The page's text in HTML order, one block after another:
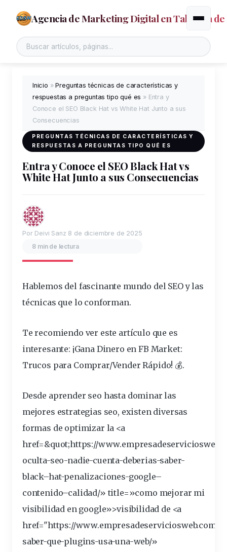
Agencia de Marketing Digital en Talavera de
Alternar
Inicio »Preguntas técnicas de características y
respuestas a preguntas tipo qué es » Entra y
Conoce el SEO Black Hat vs White Hat Junto a sus
Consecuencias
PREGUNTAS TÉCNICAS DE CARACTERÍSTICAS Y
RESPUESTAS A PREGUNTAS TIPO QUÉ ES
Entra y Conoce el SEO Black Hat vs
White Hat Junto a sus Consecuencias
Por Deivi Sanz 8 de diciembre de 2025
8 min de lectura
Hablemos del fascinante mundo del SEO y las
técnicas que lo conforman.
Te recomiendo ver este artículo que es
interesante: ¡Gana Dinero en FB Market:
Trucos para Comprar/Vender Rápido! 💰.
Desde aprender seo hasta dominar las
mejores estrategias seo, existen diversas
formas de optimizar la <a
href=&quot;https://
oculta-seo-nadie-cuenta-deberias-saber-
black–hat-penalizaciones-google–
contenido–calidad/» title=»como mejorar mi
visibilidad en google»>visibilidad de <a
href="https://www.empresadeserviciosweb.com/
saber-que-plugins-usa-una-web/»